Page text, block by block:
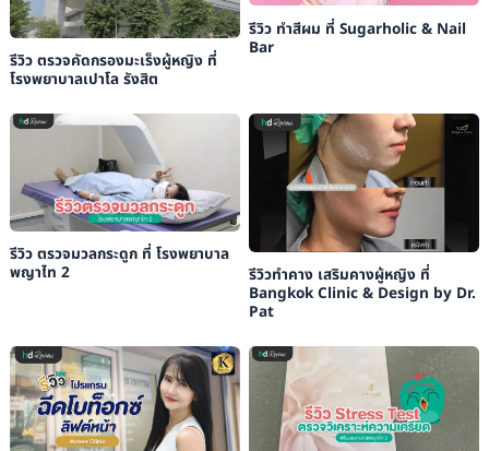
รีวิว ตรวจคัดกรองมะเร็งผู้หญิง ที่
โรงพยาบาลเปาโล รังสิต
รีวิว ทำสีผม ที่ Sugarholic & Nail
Bar
รีวิว ตรวจมวลกระดูก ที่ โรงพยาบาล
พญาไท 2
รีวิวทำคาง เสริมคางผู้หญิง ที่
Bangkok Clinic & Design by Dr.
Pat